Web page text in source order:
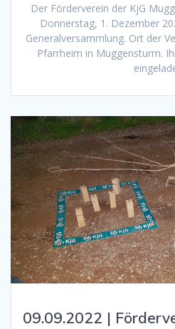
Der Förderverein der KjG
Donnerstag, 1. Dezember
Generalversammlung. Ort der
Pfarrheim in Muggensturm.
09.09.2022 |